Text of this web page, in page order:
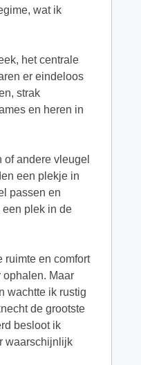
wat ik
het centrale
er eindeloos
strak
en heren in
andere vleugel
een plekje in
passen en
een plek in de
ruimte en comfort
ophalen. Maar
wachtte ik rustig
de grootste
besloot ik
waarschijnlijk